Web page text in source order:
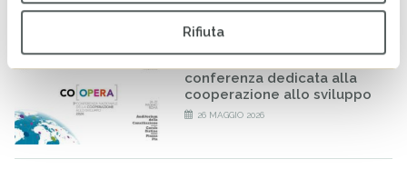
Rifiuta
8 GIUGNO 2026
conferenza dedicata alla
cooperazione allo sviluppo
26 MAGGIO 2026